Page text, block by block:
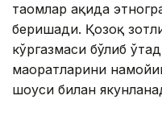
таомлар ҳақида
беришади. Қозоқ
кўргазмаси бўлиб
маҳоратларини
шоуси билан